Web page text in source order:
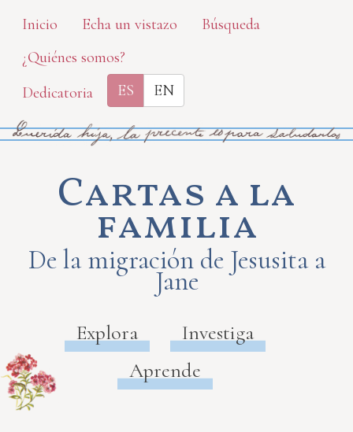
Skip
main
content
Inicio Echa un vistazo
Búsqueda
¿Quiénes somos?
Dedicatoria
ES EN
Cartas a la
familia
De la migración de Jesusita a
Jane
Explora
Investiga
Aprende